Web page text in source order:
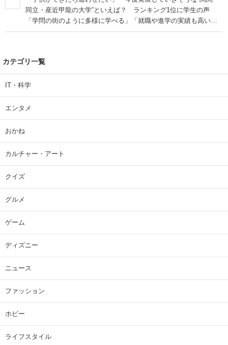
同立・産近甲龍の大学”といえば？ ランキング1位に学生の声
「学問の街のように多様に学べる」「就職や進学の実績も高い」
| 大学 ねとらぼリサーチ
カテゴリ一覧
IT・科学
エンタメ
おかね
カルチャー・アート
クイズ
グルメ
ゲーム
ディズニー
ニュース
ファッション
ホビー
ライフスタイル